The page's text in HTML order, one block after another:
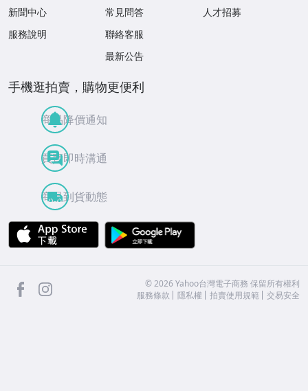
新聞中心
服務說明
常見問答
聯絡客服
最新公告
人才招募
手機逛拍賣，購物更便利
商品降價通知
買賣即時溝通
商品到貨動態
APP Store
facebook ©2026 Yahoo台灣電子商務 保留所有權利
服務條款
隱私權 拍賣使用規範 交易安全